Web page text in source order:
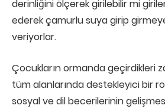
derinliğini ölçerek girilebilir mi
ederek çamurlu suya girip
veriyorlar.
Çocukların ormanda geçirdikleri
tüm alanlarında destekleyici bir
sosyal ve dil becerilerinin